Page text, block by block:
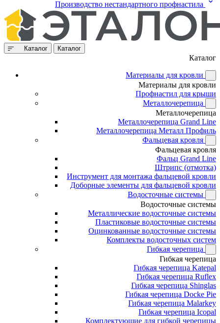
Производство нестандартного профнастила
Каталог Каталог
Каталог
Материалы для кровли
Материалы для кровли
Профнастил для крыши
Металлочерепица
Металлочерепица
Металлочерепица Grand Line
Металлочерепица Металл Профиль
Фальцевая кровля
Фальцевая кровля
Фальц Grand Line
Штрипс (отмотка)
Инструмент для монтажа фальцевой кровли
Доборные элементы для фальцевой кровли
Водосточные системы
Водосточные системы
Металлические водосточные системы
Пластиковые водосточные системы
Оцинкованные водосточные системы
Комплекты водосточных систем
Гибкая черепица
Гибкая черепица
Гибкая черепица Katepal
Гибкая черепица Ruflex
Гибкая черепица Shinglas
Гибкая черепица Docke Pie
Гибкая черепица Malarkey
Гибкая черепица Icopal
Комплектующие для гибкой черепицы